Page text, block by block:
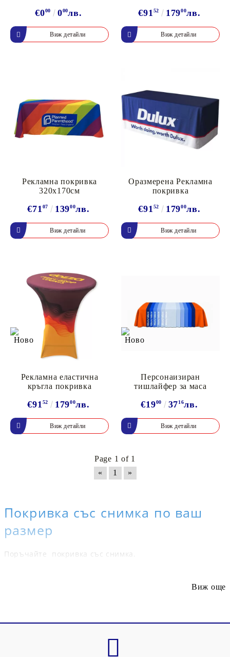
€000 000лв.
Виж детайли
€9152 17900лв.
Виж детайли
Рекламна покривка
320х170см
€71 07 13900лв.
Виж детайли
Оразмерена Рекламна
покривка
€91 52 17900лв.
Виж детайли
Рекламна еластична
кръгла покривка
€91 52 17900лв.
Виж детайли
Персонаизиран
тишлайфер за маса
€1900 3716лв.
Виж детайли
Page 1 of 1
«
1 »
Покривка със снимка по ваш
размер
Поръчайте покривка със снимка.
храненето. Нашите персонализирани покривки правят
събития или просто ежедневно хранене. Една страхотна
Виж още